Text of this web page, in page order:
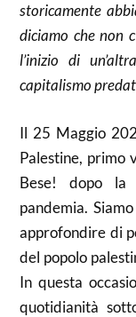
storicamente
diciamo che non
l’inizio di
capitalismo
Il 25 Maggio
Palestine, primo
Bese! dopo la
pandemia.
approfondire di
del popolo
In questa
quotidianità